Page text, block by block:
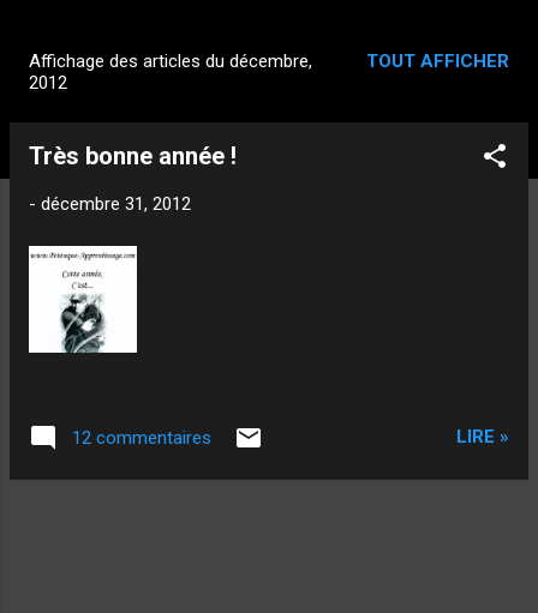
Affichage des articles du décembre,
2012
TOUT AFFICHER
Très bonne année !
- décembre 31, 2012
12 commentaires LIRE »